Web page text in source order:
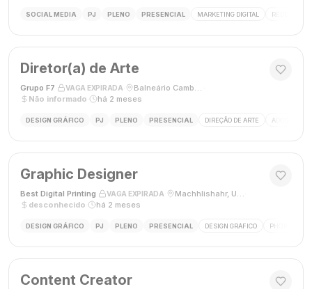
SOCIAL MEDIA PJ PLENO PRESENCIAL MARKETING DIGITAL REDES
Diretor(a) de Arte
Grupo F7 VAGA EXPIRADA Balneário Camboriú, SC, Brasil
Não informado
há 2 meses
DESIGN GRÁFICO PJ PLENO PRESENCIAL DIREÇÃO DE ARTE ADOBE
Graphic Designer
Best Digital Printing VAGA EXPIRADA Machhlishahr, Uttar Pradesh, Índia
desconhecido
há 2 meses
DESIGN GRÁFICO PJ PLENO PRESENCIAL DESIGN GRÁFICO PHOTOSHOP
Content Creator